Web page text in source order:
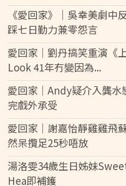
《愛回家》｜吳幸美劇中
踩七日勤力兼零怨言
愛回家│劉丹搞笑重演《
Look 41年冇變因為...
愛回家│Andy疑介入龔水
完戲外承受
愛回家｜謝嘉怡靜雞雞飛
然呆攬足25秒唔放
湯洛雯34歲生日姊妹
Hea即補鑊